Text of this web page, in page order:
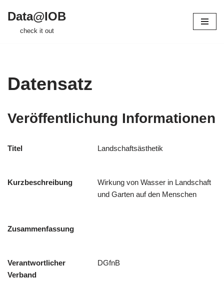
Data@IOB
check it out
Datensatz
Veröffentlichung Informationen
Titel Landschaftsästhetik
Kurzbeschreibung
Wirkung von Wasser in Landschaft
und Garten auf den Menschen
Zusammenfassung
Verantwortlicher
Verband
DGfnB